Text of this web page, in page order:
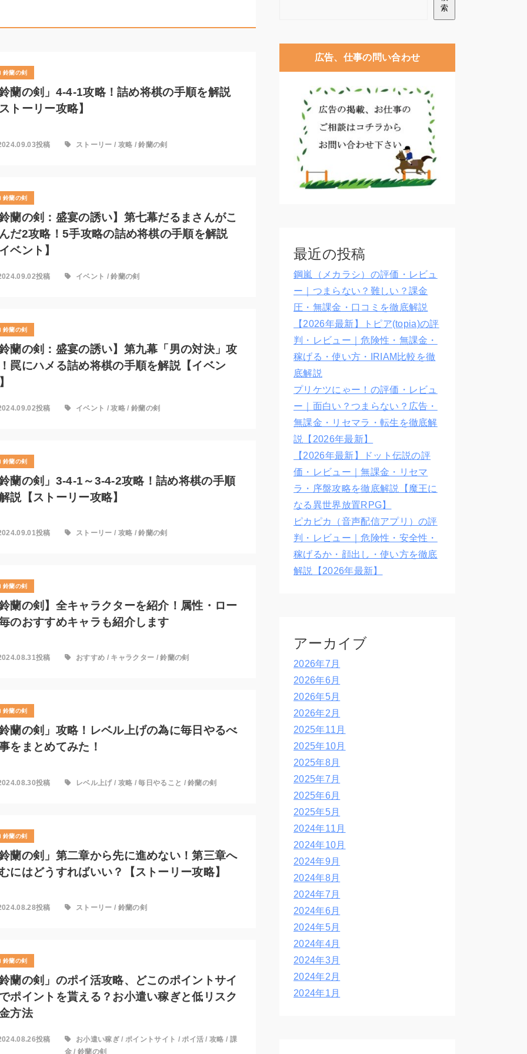
鈴蘭の剣
蘭の剣」4-4-1攻略！詰め将棋の手順を解説
トーリー攻略】
投稿 ストーリー / 攻略 /鈴蘭の剣
鈴蘭の剣
蘭の剣：盛宴の誘い】第七幕だるまさんがこ
だ2攻略！5手攻略の詰め将棋の手順を解説
ベント】
投稿 イベント /鈴蘭の剣
鈴蘭の剣
蘭の剣：盛宴の誘い】第九幕「男の対決」攻
罠にハメる詰め将棋の手順を解説【イベン
投稿 イベント /攻略/ 鈴蘭の剣
鈴蘭の剣
蘭の剣」3-4-1～3-4-2攻略！詰め将棋の手順
説【ストーリー攻略】
投稿 ストーリー / 攻略 /鈴蘭の剣
鈴蘭の剣
蘭の剣】全キャラクターを紹介！属性・ロー
のおすすめキャラも紹介します
投稿 おすすめ / キャラクター /鈴蘭の剣
鈴蘭の剣
蘭の剣」攻略！レベル上げの為に毎日やるべ
をまとめてみた！
投稿 レベル上げ/ 攻略 /毎日やること /鈴蘭の剣
鈴蘭の剣
蘭の剣」第二章から先に進めない！第三章へ
にはどうすればいい？【ストーリー攻略】
投稿 ストーリー / 鈴蘭の剣
鈴蘭の剣
蘭の剣」のポイ活攻略、どこのポイントサイ
ポイントを貰える？お小遣い稼ぎと低リスク
方法
投稿 お小遣い稼ぎ / ポイントサイト /ポイ活 /攻略 / 課
金/ 鈴蘭の剣
索
広告、仕事の問い合わせ
最近の投稿
鋼嵐（メカラシ）の評価・レビュ
ー｜つまらない？難しい？課金
圧・無課金・口コミを徹底解説
【2026年最新】トピア(topia)の評
判・レビュー｜危険性・無課金・
稼げる・使い方・IRIAM比較を徹
底解説
プリケツにゃー！の評価・レビュ
ー｜面白い？つまらない？広告・
無課金・リセマラ・転生を徹底解
説【2026年最新】
【2026年最新】ドット伝説の評
価・レビュー｜無課金・リセマ
ラ・序盤攻略を徹底解説【魔王に
なる異世界放置RPG】
ピカピカ（音声配信アプリ）の評
判・レビュー｜危険性・安全性・
稼げるか・顔出し・使い方を徹底
解説【2026年最新】
アーカイブ
2026年7月
2026年6月
2026年5月
2026年2月
2025年11月
2025年10月
2025年8月
2025年7月
2025年6月
2025年5月
2024年11月
2024年10月
2024年9月
2024年8月
2024年7月
2024年6月
2024年5月
2024年4月
2024年3月
2024年2月
2024年1月